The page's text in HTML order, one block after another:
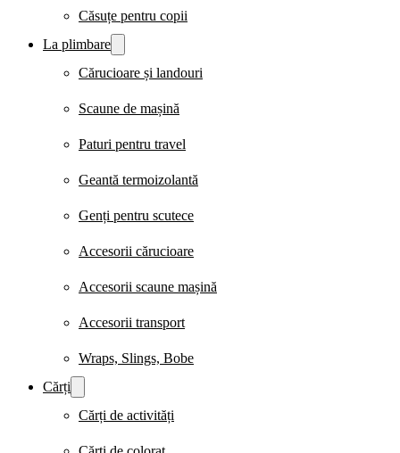
Căsuțe pentru copii
La plimbare
Cărucioare și landouri
Scaune de mașină
Paturi pentru travel
Geantă termoizolantă
Genți pentru scutece
Accesorii cărucioare
Accesorii scaune mașină
Accesorii transport
Wraps, Slings, Bobe
Cărți
Cărți de activități